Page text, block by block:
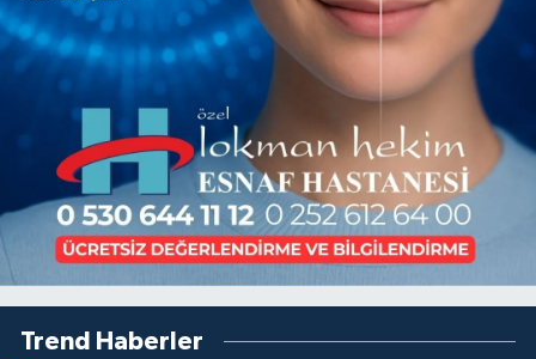
Trend Haberler